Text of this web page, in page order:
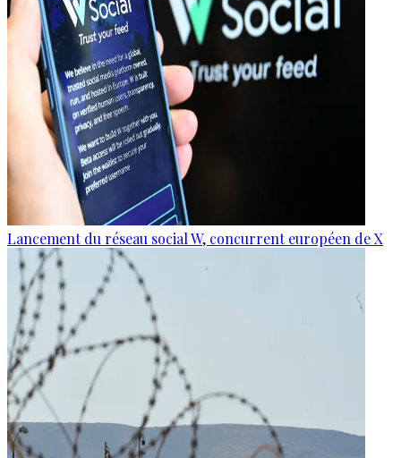
Lancement du réseau social W, concurrent européen de X